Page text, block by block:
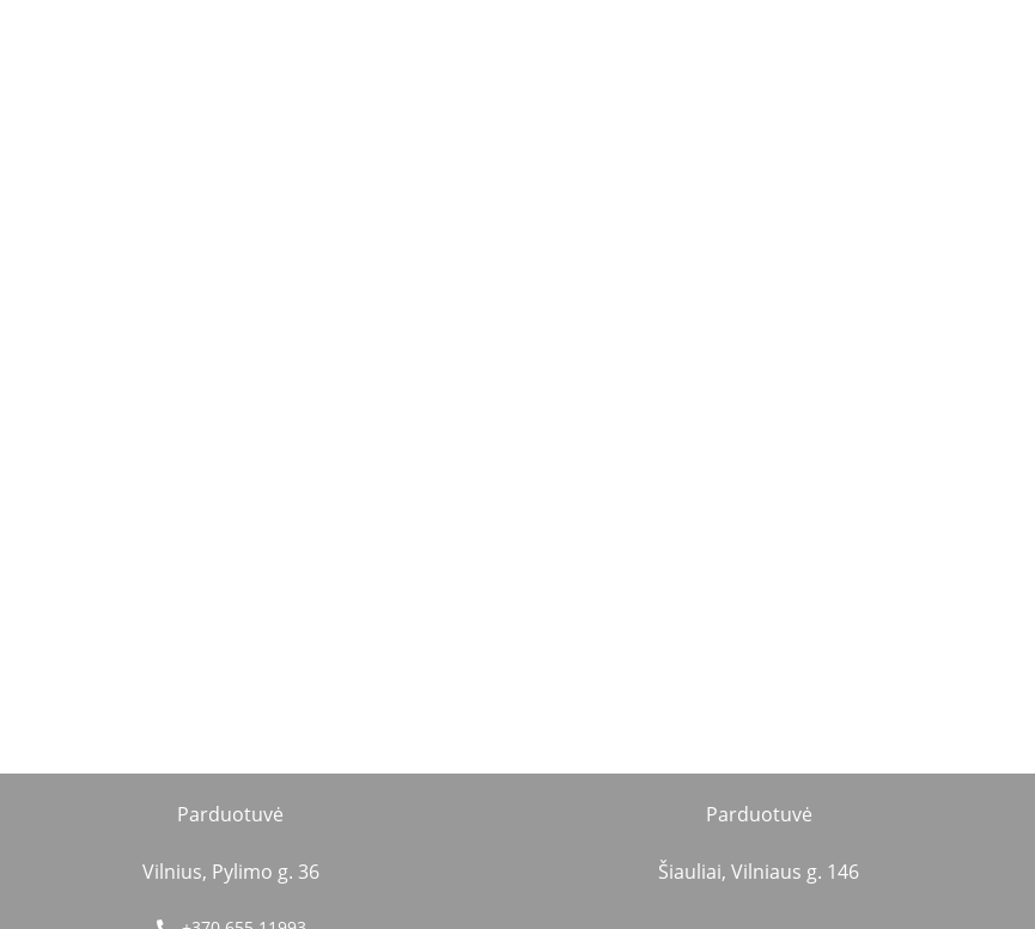
Parduotuvė
Vilnius, Pylimo g. 36
Parduotuvė
Šiauliai, Vilniaus g. 146